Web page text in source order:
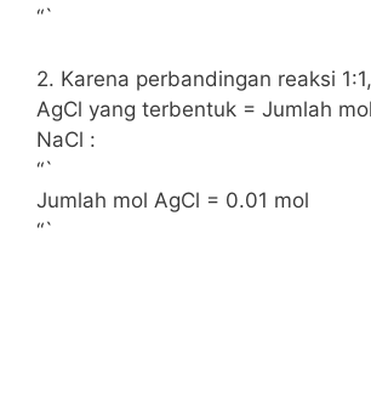
“`
2. Karena perbandingan reaksi
AgCl yang terbentuk = Jumlah
NaCl :
“`
Jumlah mol AgCl = 0.01 mol
“`